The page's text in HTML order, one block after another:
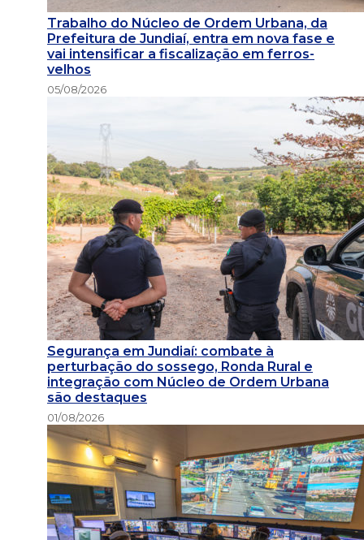
Trabalho do Núcleo de Ordem Urbana, da
Prefeitura de Jundiaí, entra em nova fase e
vai intensificar a fiscalização em ferros-
velhos
05/08/2026
Segurança em Jundiaí: combate à
perturbação do sossego, Ronda Rural e
integração com Núcleo de Ordem Urbana
são destaques
01/08/2026